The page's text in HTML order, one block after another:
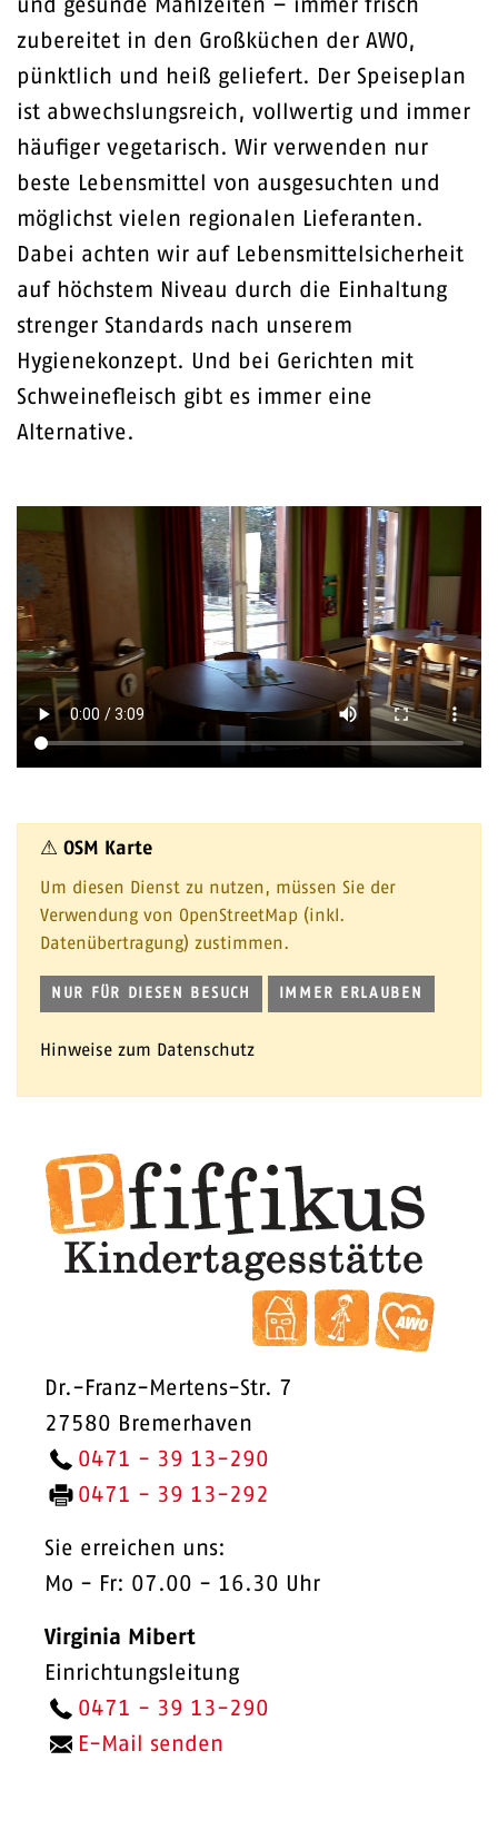
und gesunde Mahlzeiten – immer frisch
zubereitet in den Großküchen der AWO,
pünktlich und heiß geliefert. Der Speiseplan
ist abwechslungsreich, vollwertig und immer
häufiger vegetarisch. Wir verwenden nur
beste Lebensmittel von ausgesuchten und
möglichst vielen regionalen Lieferanten.
Dabei achten wir auf Lebensmittelsicherheit
auf höchstem Niveau durch die Einhaltung
strenger Standards nach unserem
Hygienekonzept. Und bei Gerichten mit
Schweinefleisch gibt es immer eine
Alternative.
⚠ OSM Karte
Um diesen Dienst zu nutzen, müssen Sie der
Verwendung von OpenStreetMap (inkl.
Datenübertragung) zustimmen.
NUR FÜR DIESEN BESUCH IMMER ERLAUBEN
Hinweise zum Datenschutz
Dr.-Franz-Mertens-Str. 7
27580 Bremerhaven
0471 - 39 13-290
0471 - 39 13-292
Sie erreichen uns:
Mo - Fr: 07.00 - 16.30 Uhr
Virginia Mibert
Einrichtungsleitung
0471 - 39 13-290
E-Mail senden